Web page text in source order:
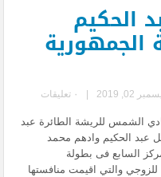
الحكيم
02, 2019 ٠ تعليقات
نادي الشمس للريشة الطائرة عبد
عبد الحكيم وادهم محمد
السابع فى بطولة
للزوجي والتي اقيمت منافستها